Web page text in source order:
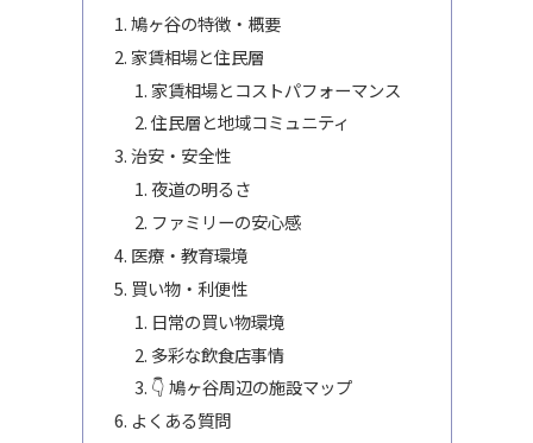
鳩ヶ谷の特徴・概要
家賃相場と住民層
家賃相場とコストパフォーマンス
住民層と地域コミュニティ
治安・安全性
夜道の明るさ
ファミリーの安心感
医療・教育環境
買い物・利便性
日常の買い物環境
多彩な飲食店事情
👇 鳩ヶ谷周辺の施設マップ
よくある質問